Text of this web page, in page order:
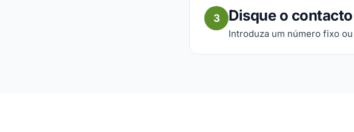
3 Disque o contacto
Introduza um número fixo